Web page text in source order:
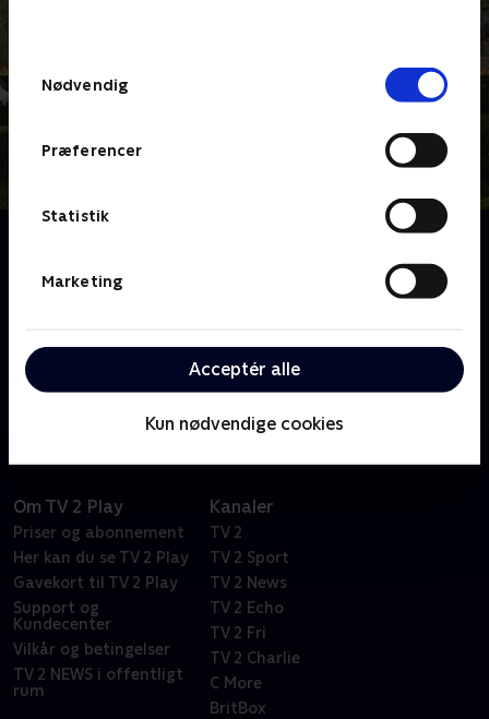
Nødvendig
Præferencer
Statistik
Marketing
Acceptér alle
Kun nødvendige cookies
En lille københavnsk familie har valgt at følge deres
kærlighed til Bornholm og er flyttet til øen i foråret
kapitel i deres liv som gårdejere og med planer om
flere projekter - så som landbrug,
naturgenopretning og udlejning af ferieboliger.
Om TV 2 Play
Priser og abonnement
Her kan du se TV 2 Play
Gavekort til TV 2 Play
Support og
Kundecenter
Vilkår og betingelser
TV 2 NEWS i offentligt
rum
Kanaler
TV 2
TV 2 Sport
TV 2 News
TV 2 Echo
TV 2 Fri
TV 2 Charlie
C More
BritBox